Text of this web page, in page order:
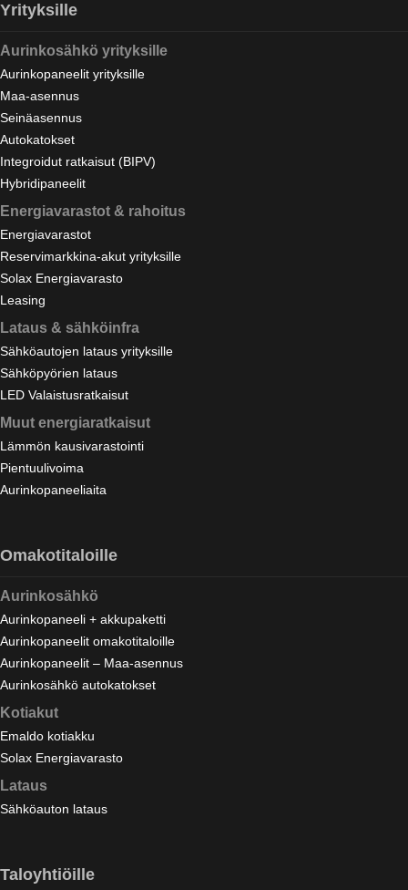
Yrityksille
Aurinkosähkö yrityksille
Aurinkopaneelit yrityksille
Maa-asennus
Seinäasennus
Autokatokset
Integroidut ratkaisut (BIPV)
Hybridipaneelit
Energiavarastot & rahoitus
Energiavarastot
Reservimarkkina-akut yrityksille
Solax Energiavarasto
Leasing
Lataus & sähköinfra
Sähköautojen lataus yrityksille
Sähköpyörien lataus
LED Valaistusratkaisut
Muut energiaratkaisut
Lämmön kausivarastointi
Pientuulivoima
Aurinkopaneeliaita
Omakotitaloille
Aurinkosähkö
Aurinkopaneeli + akkupaketti
Aurinkopaneelit omakotitaloille
Aurinkopaneelit – Maa-asennus
Aurinkosähkö autokatokset
Kotiakut
Emaldo kotiakku
Solax Energiavarasto
Lataus
Sähköauton lataus
Taloyhtiöille